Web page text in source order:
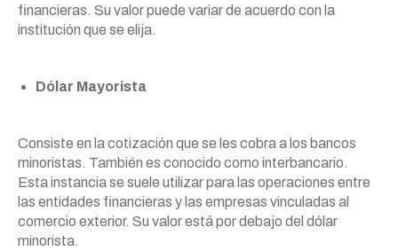
financieras. Su valor puede variar de acuerdo con la
institución que se elija.
Dólar Mayorista
Consiste en la cotización que se les cobra a los bancos
minoristas. También es conocido como interbancario.
Esta instancia se suele utilizar para las operaciones entre
las entidades financieras y las empresas vinculadas al
comercio exterior. Su valor está por debajo del dólar
minorista.